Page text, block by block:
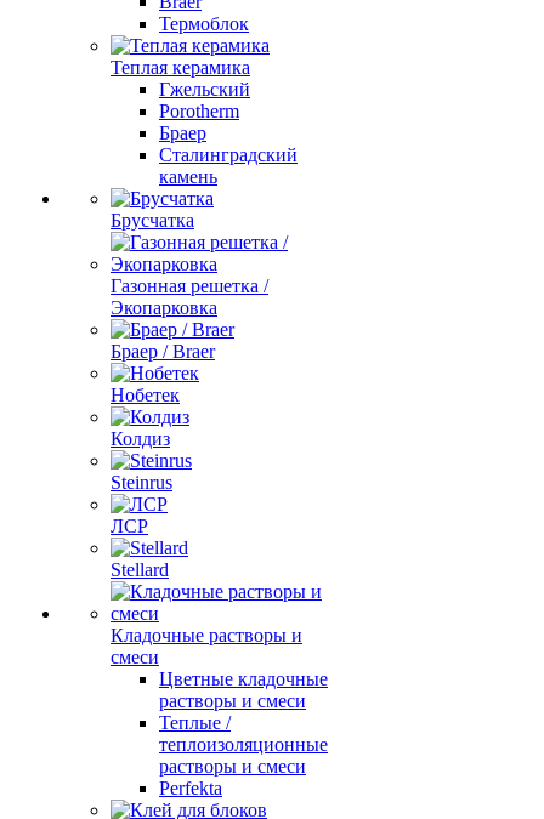
Термоблок
Теплая керамика
Гжельский
Porotherm
Браер
Сталинградский
камень
Брусчатка
Газонная решетка /
Экопарковка
Браер / Braer
Нобетек
Колдиз
Steinrus
ЛСР
Stellard
Кладочные растворы и
смеси
Цветные кладочные
растворы и смеси
Теплые /
теплоизоляционные
растворы и смеси
Perfekta